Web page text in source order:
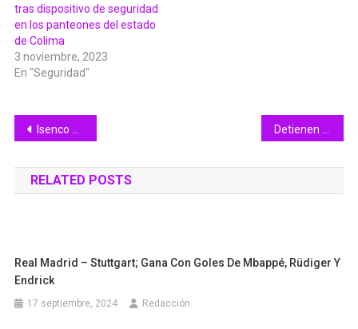
tras dispositivo de seguridad
en los panteones del estado
de Colima
3 noviembre, 2023
En "Seguridad"
Navegación
de
entradas
Isenco Colima e Incode firman convenio de colaboración
RELATED POSTS
Real Madrid – Stuttgart; Gana Con Goles De Mbappé, Rüdiger Y
Endrick
17 septiembre, 2024 Redacción